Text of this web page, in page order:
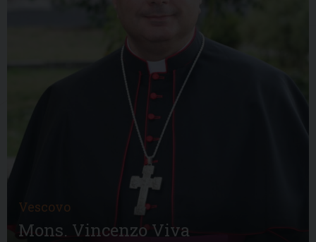
Vescovo
Mons. Vincenzo Viva